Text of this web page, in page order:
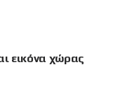
εικόνα χώρας